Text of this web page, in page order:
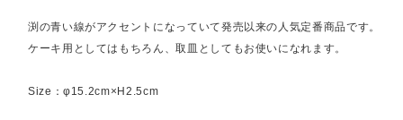
渕の青い線がアクセントになっていて発売以来の人気定番商品です。
ケーキ用としてはもちろん、取皿としてもお使いになれます。
Size：φ15.2cm×H2.5cm